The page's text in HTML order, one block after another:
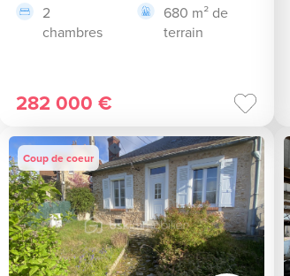
2
chambres
680 m² de
terrain
282 000 €
Coup de coeur